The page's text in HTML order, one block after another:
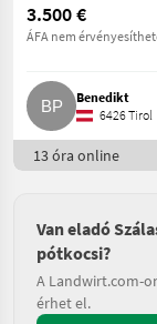
3.500 €
ÁFA nem
Benedikt
6426 Tirol
13 óra online
Van eladó
pótkocsi?
A Landwirt.com-
érhet el.